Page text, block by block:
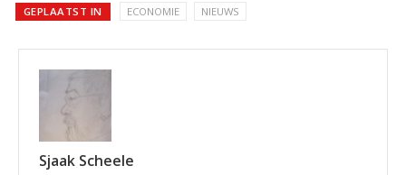
GEPLAATST IN ECONOMIE NIEUWS
Sjaak Scheele